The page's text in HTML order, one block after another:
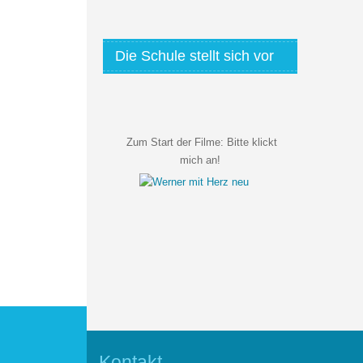
Die Schule stellt sich vor
Zum Start der Filme: Bitte klickt
mich an!